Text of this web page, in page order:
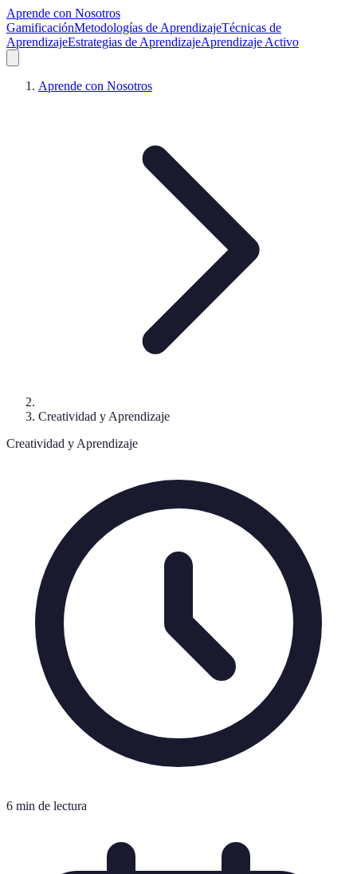
Aprende con Nosotros
GamificaciónMetodologías de AprendizajeTécnicas de
AprendizajeEstrategias de AprendizajeAprendizaje Activo
Aprende con Nosotros
Creatividad y Aprendizaje
Creatividad y Aprendizaje
6 min de lectura